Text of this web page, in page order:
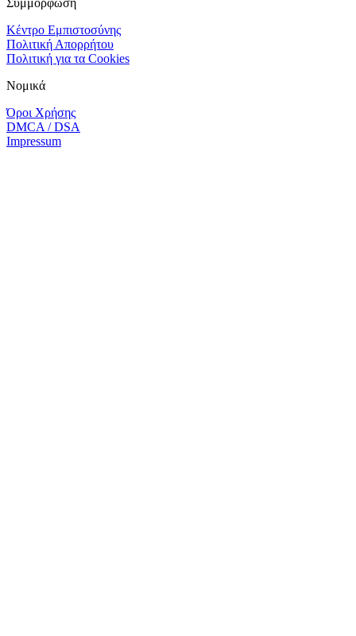
Κέντρο Εμπιστοσύνης
Πολιτική Απορρήτου
Πολιτική για τα Cookies
Νομικά
Όροι Χρήσης
DMCA / DSA
Impressum